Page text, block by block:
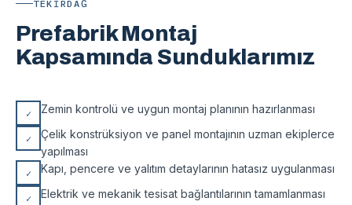
TEKIRDAĞ
Prefabrik Montaj
Kapsamında Sunduklarımız
✓ Zemin kontrolü ve uygun montaj planının hazırlanması
✓
Çelik konstrüksiyon ve panel montajının uzman ekiplerce
yapılması
✓ Kapı, pencere ve yalıtım detaylarının hatasız uygulanması
✓ Elektrik ve mekanik tesisat bağlantılarının tamamlanması